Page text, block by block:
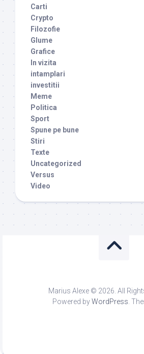
Carti
Crypto
Filozofie
Glume
Grafice
In vizita
intamplari
investitii
Meme
Politica
Sport
Spune pe bune
Stiri
Texte
Uncategorized
Versus
Video
Marius Alexe © 2026. All
Powered byWordPress .